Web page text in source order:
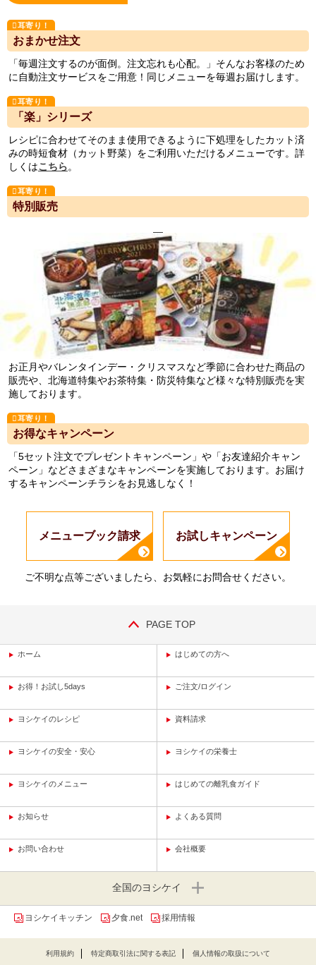
おまかせ注文
「毎週注文するのが面倒。注文忘れも心配。」そんなお客様のため
に自動注文サービスをご用意！同じメニューを毎週お届けします。
「楽」シリーズ
レシピに合わせてそのまま使用できるように下処理をしたカット済
みの時短食材（カット野菜）をご利用いただけるメニューです。詳
しくはこちら。
特別販売
お正月やバレンタインデー・クリスマスなど季節に合わせた商品の
販売や、北海道特集やお茶特集・防災特集など様々な特別販売を実
施しております。
お得なキャンペーン
「5セット注文でプレゼントキャンペーン」や「お友達紹介キャン
ペーン」などさまざまなキャンペーンを実施しております。お届け
するキャンペーンチラシをお見逃しなく！
メニューブック請求 お試しキャンペーン
ご不明な点等ございましたら、お気軽にお問合せください。
PAGE TOP
ホーム はじめての方へ
お得！お試し5days ご注文/ログイン
ヨシケイのレシピ 資料請求
ヨシケイの安全・安心 ヨシケイの栄養士
ヨシケイのメニュー はじめての離乳食ガイド
お知らせ よくある質問
お問い合わせ 会社概要
全国のヨシケイ
ヨシケイキッチン 夕食.net 採用情報
利用規約 特定商取引法に関する表記 個人情報の取扱について